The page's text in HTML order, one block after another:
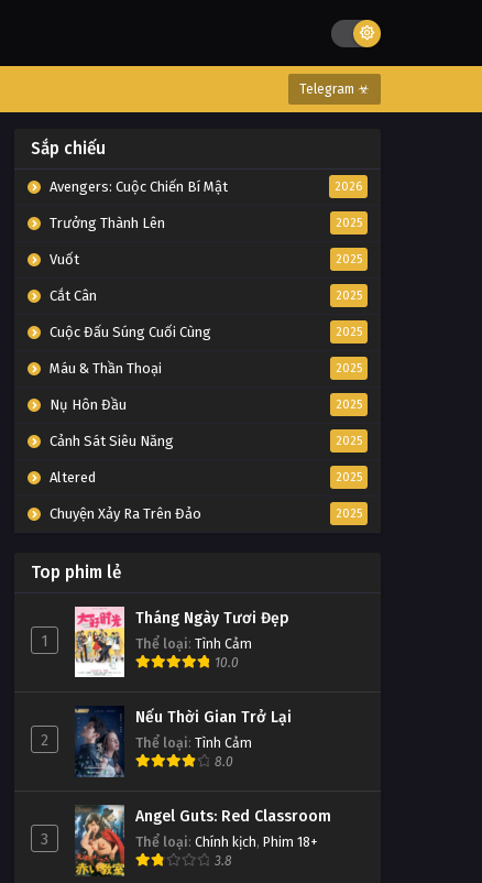
Telegram ☣
Sắp chiếu
Avengers: Cuộc Chiến Bí Mật 2026
Trưởng Thành Lên 2025
Vuốt 2025
Cắt Cân 2025
Cuộc Đấu Súng Cuối Cùng 2025
Máu & Thần Thoại 2025
Nụ Hôn Đầu 2025
Cảnh Sát Siêu Năng 2025
Altered 2025
Chuyện Xảy Ra Trên Đảo 2025
Top phim lẻ
1
Tháng Ngày Tươi Đẹp
Thể loại: Tình Cảm
10.0
2
Nếu Thời Gian Trở Lại
Thể loại: Tình Cảm
8.0
3
Angel Guts: Red Classroom
Thể loại: Chính kịch, Phim 18+
3.8